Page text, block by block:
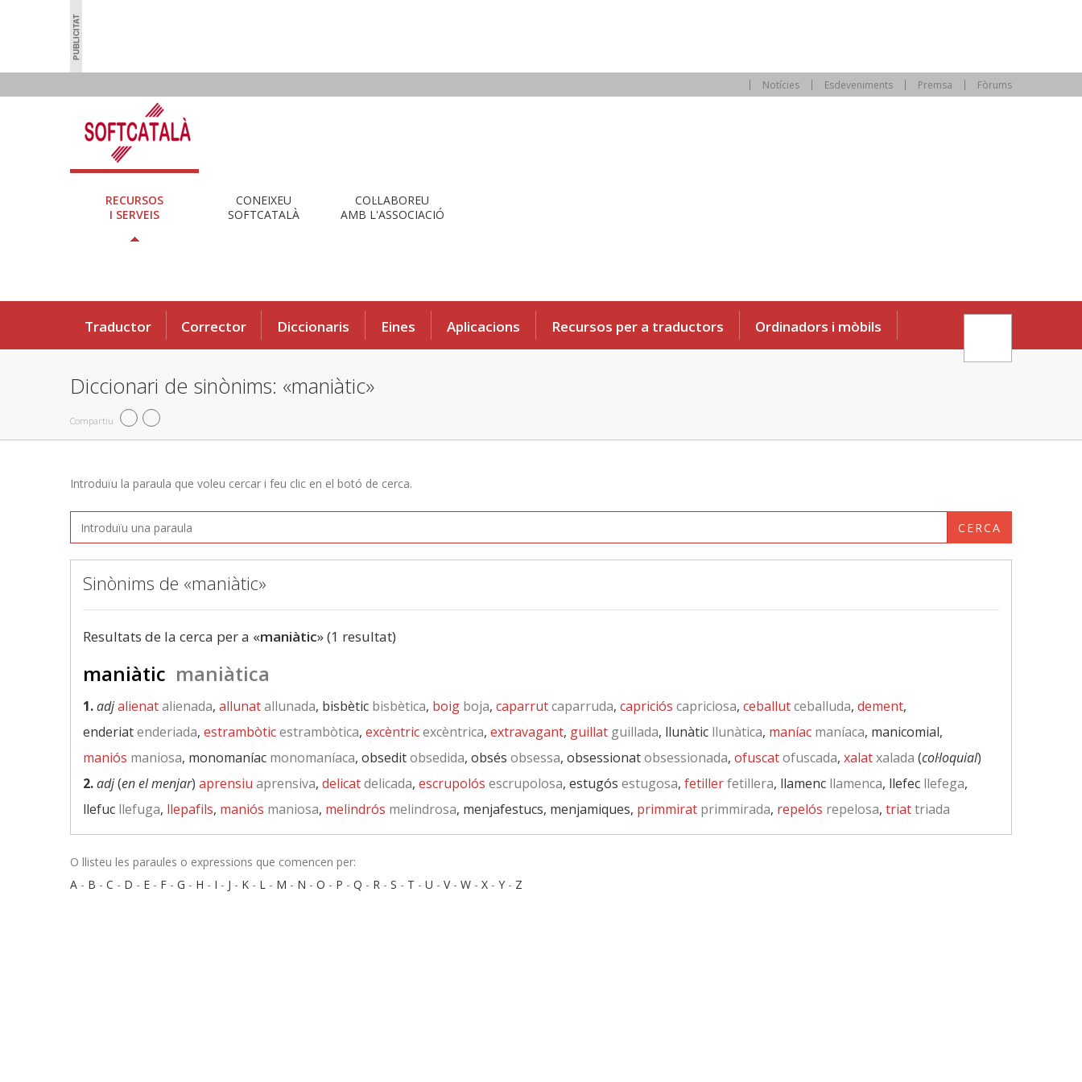
Notícies Esdeveniments Premsa Fòrums
RECURSOS
I SERVEIS
CONEIXEU
SOFTCATALÀ
COL·LABOREU
AMB L'ASSOCIACIÓ
Traductor Corrector Diccionaris Eines Aplicacions Recursos per a traductors Ordinadors i mòbils
Diccionari de sinònims: «maniàtic»
Compartiu
Introduïu la paraula que voleu cercar i feu clic en el botó de cerca.
CERCA
Sinònims de «maniàtic»
Resultats de la cerca per a «maniàtic» (1 resultat)
maniàtic maniàtica
1.adjalienatalienada, allunatallunada, bisbètic bisbètica, boig boja, caparrutcaparruda, capriciós capriciosa, ceballutceballuda, dement,
enderiatenderiada, estrambòticestrambòtica, excèntricexcèntrica, extravagant, guillat guillada, llunàtic llunàtica, maníac maníaca, manicomial,
maniós maniosa, monomaníac monomaníaca, obseditobsedida, obsés obsessa, obsessionatobsessionada, ofuscatofuscada, xalatxalada (col·loquial)
2.adj(en el menjar) aprensiu aprensiva, delicatdelicada, escrupolós escrupolosa, estugós estugosa, fetillerfetillera, llamenc llamenca, llefec llefega,
llefuc llefuga, llepafils, maniós maniosa, melindrós melindrosa, menjafestucs, menjamiques, primmirat primmirada, repelós repelosa, triattriada
O llisteu les paraules o expressions que comencen per:
A - B - C - D - E - F - G - H - I - J - K - L - M - N - O - P - Q - R - S - T - U - V- W - X - Y - Z